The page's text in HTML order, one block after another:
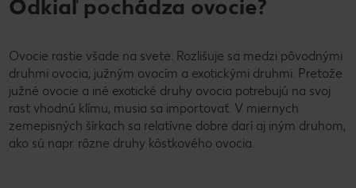
Odkiaľ pochádza ovocie?
Ovocie rastie všade na svete. Rozlišuje sa medzi pôvodnými
druhmi ovocia, južným ovocím a exotickými druhmi. Pretože
južné ovocie a iné exotické druhy ovocia potrebujú na svoj
rast vhodnú klímu, musia sa importovať. V miernych
zemepisných šírkach sa relatívne dobre darí aj iným druhom,
ako sú napr. rôzne druhy kôstkového ovocia.